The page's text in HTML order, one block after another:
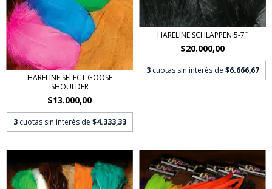
HARELINE SELECT GOOSE
SHOULDER
$13.000,00
3 cuotas sin interés de $4.333,33
HARELINE SCHLAPPEN 5-7``
$20.000,00
3 cuotas sin interés de $6.666,67